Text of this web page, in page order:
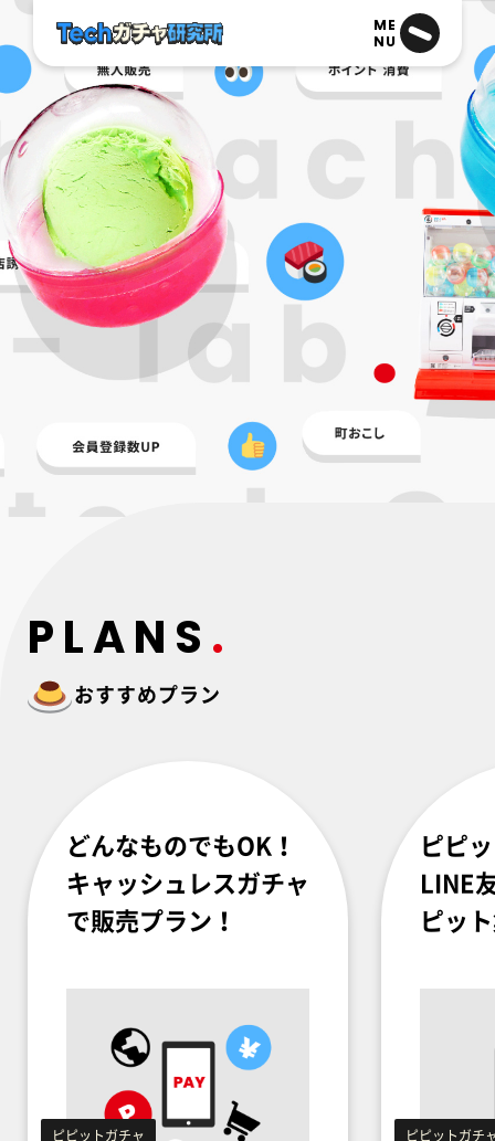
ME
NU
PLANS
おすすめプラン
どんなものでもOK！
キャッシュレスガチャ
で販売プラン！
ピピットガチャ
ピピ
LINE
ピッ
ピピットガチ